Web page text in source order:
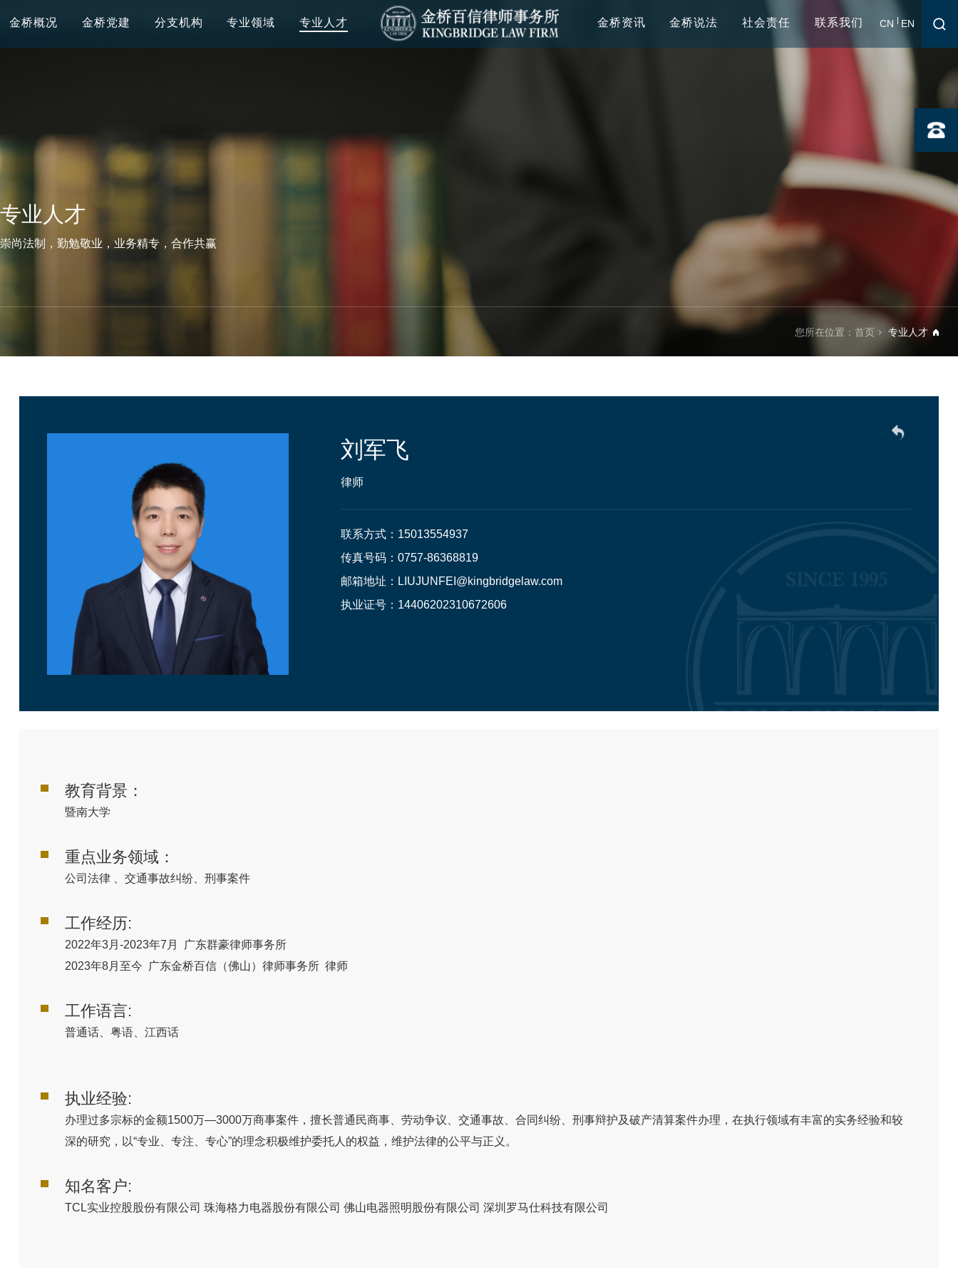
金桥概况 金桥党建 分支机构 专业领域 专业人才 金桥资讯 金桥说法 社会责任 联系我们 CN EN
专业人才
崇尚法制，勤勉敬业，业务精专，合作共赢
您所在位置：首页 专业人才
刘军飞
律师
联系方式：15013554937
传真号码：0757-86368819
邮箱地址：LIUJUNFEI@kingbridgelaw.com
执业证号：14406202310672606
教育背景：
暨南大学
重点业务领域：
公司法律 、交通事故纠纷、刑事案件
工作经历:
2022年3月-2023年7月 广东群豪律师事务所
2023年8月至今 广东金桥百信（佛山）律师事务所 律师
工作语言:
普通话、粤语、江西话
执业经验:
办理过多宗标的金额1500万—3000万商事案件，擅长普通民商事、劳动争议、交通事故、合同纠纷、刑事辩护及破产清算案件办理，在执行领域有丰富的实务经验和较
深的研究，以“专业、专注、专心”的理念积极维护委托人的权益，维护法律的公平与正义。
知名客户:
TCL实业控股股份有限公司 珠海格力电器股份有限公司 佛山电器照明股份有限公司 深圳罗马仕科技有限公司